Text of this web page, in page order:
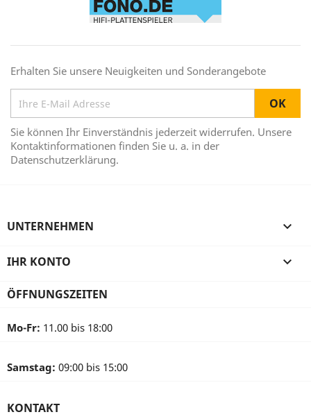
Erhalten Sie unsere Neuigkeiten und Sonderangebote
Sie können Ihr Einverständnis jederzeit widerrufen. Unsere
Kontaktinformationen finden Sie u. a. in der
Datenschutzerklärung.
UNTERNEHMEN 
IHR KONTO 
ÖFFNUNGSZEITEN
Mo-Fr: 11.00 bis 18:00
Samstag: 09:00 bis 15:00
KONTAKT